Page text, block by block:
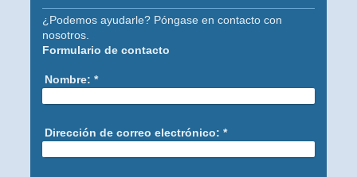
¿Podemos ayudarle? Póngase en contacto con
nosotros.
Formulario de contacto
Nombre: *
Dirección de correo electrónico: *